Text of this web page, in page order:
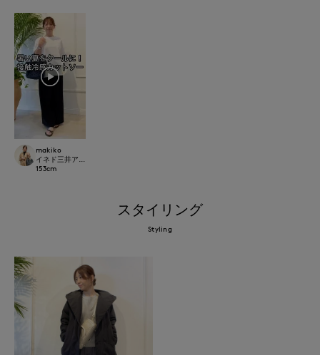
makiko
イネド三井アウトレットパーク多摩南大沢店
153cm
スタイリング
Styling